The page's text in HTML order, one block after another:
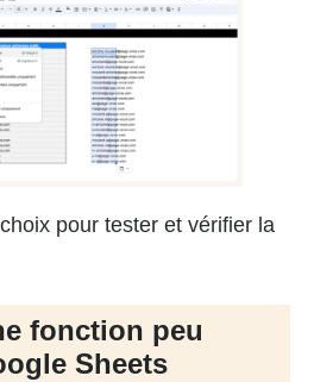
pour tester et vérifier la
fonction peu
Sheets